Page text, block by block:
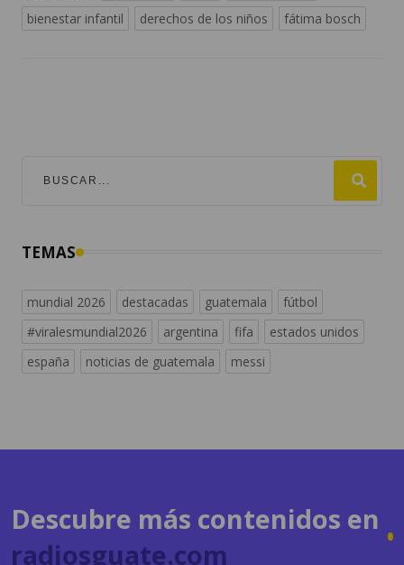
bienestar infantil
derechos de los niños fátima bosch
TEMAS
mundial 2026 destacadas guatemala
fútbol
#viralesmundial2026
argentina fifa
estados unidos
españa
noticias de guatemala messi
Descubre más contenidos en
radiosguate.com